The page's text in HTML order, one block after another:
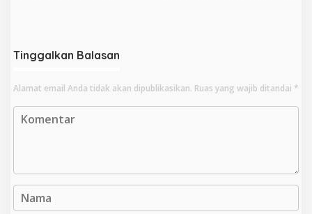
Tinggalkan Balasan
Alamat email Anda tidak akan dipublikasikan. Ruas yang wajib ditandai *